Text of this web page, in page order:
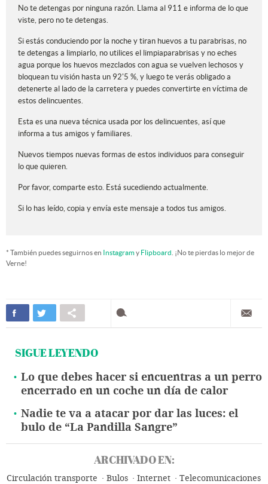
No te detengas por ninguna razón. Llama al 911 e informa de lo que
viste, pero no te detengas.
Si estás conduciendo por la noche y tiran huevos a tu parabrisas, no
te detengas a limpiarlo, no utilices el limpiaparabrisas y no eches
agua porque los huevos mezclados con agua se vuelven lechosos y
bloquean tu visión hasta un 92'5 %, y luego te verás obligado a
detenerte al lado de la carretera y puedes convertirte en víctima de
estos delincuentes.
Esta es una nueva técnica usada por los delincuentes, así que
informa a tus amigos y familiares.
Nuevos tiempos nuevas formas de estos individuos para conseguir
lo que quieren.
Por favor, comparte esto. Está sucediendo actualmente.
Si lo has leído, copia y envía este mensaje a todos tus amigos.
* También puedes seguirnos en Instagramy Flipboard . ¡No te pierdas lo mejor de
Verne!
SIGUE LEYENDO
Lo que debes hacer si encuentras a un perro
encerrado en un coche un día de calor
Nadie te va a atacar por dar las luces: el
bulo de “La Pandilla Sangre”
ARCHIVADO EN:
Circulación transporte Bulos Internet
Telecomunicaciones